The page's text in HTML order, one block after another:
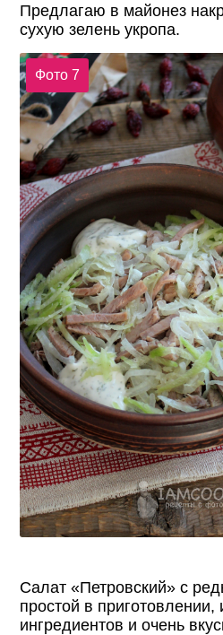
Предлагаю в майонез
сухую зелень укропа.
Фото 7
Салат «Петровский» с
простой в приготовлении,
ингредиентов и очень